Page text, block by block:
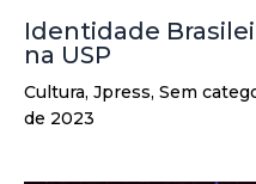
Identidade
na USP
Cultura, Jpress, Sem
de 2023